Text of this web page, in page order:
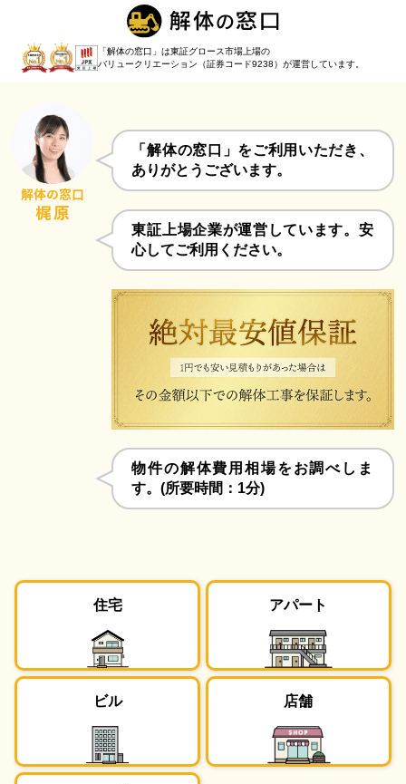
「解体の窓口」は東証グロース市場上場の
バリュークリエーション（証券コード9238）が運営しています。
「解体の窓口」をご利用いただき、
ありがとうございます。
東証上場企業が運営しています。安
心してご利用ください。
物件の解体費用相場をお調べしま
す。(所要時間：1分)
住宅 アパート
ビル 店舗